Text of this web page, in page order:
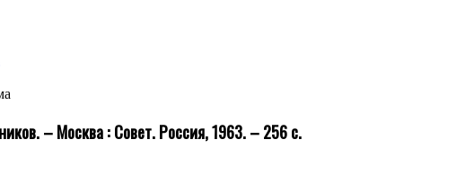
– Москва : Совет. Россия, 1963. – 256 с.